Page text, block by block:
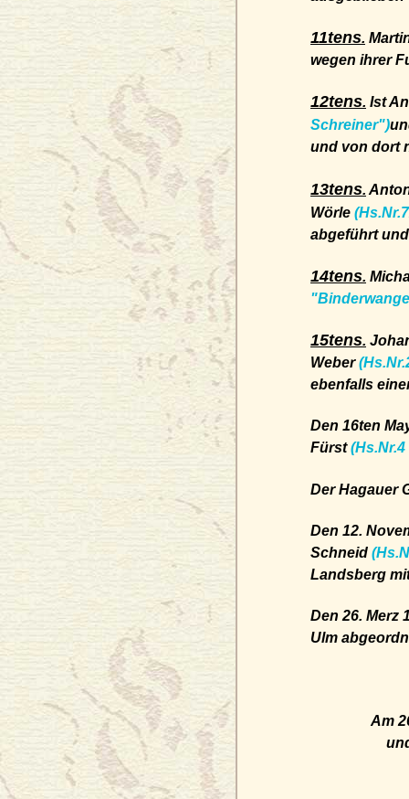
11tens.
wegen ihrer
12tens. Ist
Schreiner")
und von dort
13tens.
Wörle
abgeführt
14tens.
15tens.
Weber
ebenfalls
Den 16ten
Fürst
Der Hagauer
Den 12.
Schneid
Landsberg
Den 26. Merz
Ulm
Am